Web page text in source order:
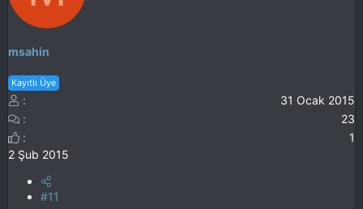
msahin
Kayıtlı Üye
31 Ocak 2015
23
1
2 Şub 2015
#11